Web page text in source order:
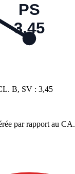
PS
3,45
B, SV : 3,45
par rapport au CA.